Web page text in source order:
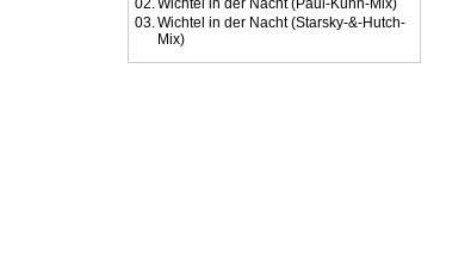
02.Wichtel in der Nacht (Paul-Kuhn-Mix)
03.Wichtel in der Nacht (Starsky-&-Hutch-
Mix)